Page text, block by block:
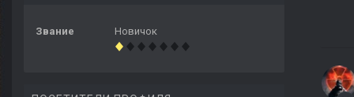
Звание Новичок